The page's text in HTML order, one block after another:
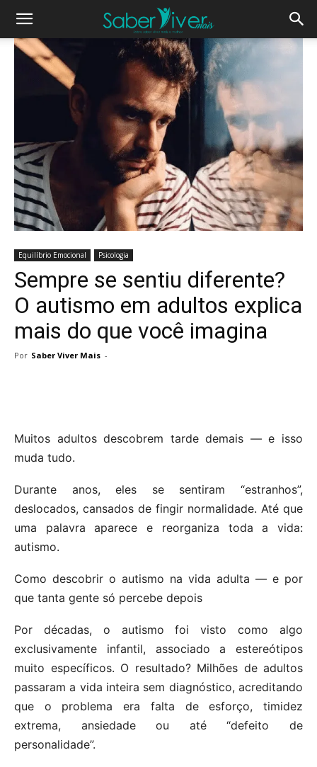
Equilíbrio Emocional Psicologia
Sempre se sentiu diferente?
O autismo em adultos explica
mais do que você imagina
Por Saber Viver Mais -
Muitos adultos descobrem tarde demais — e isso
muda tudo.
Durante anos, eles se sentiram “estranhos”,
deslocados, cansados de fingir normalidade. Até que
uma palavra aparece e reorganiza toda a vida:
autismo.
Como descobrir o autismo na vida adulta — e por
que tanta gente só percebe depois
Por décadas, o autismo foi visto como algo
exclusivamente infantil, associado a estereótipos
muito específicos. O resultado? Milhões de adultos
passaram a vida inteira sem diagnóstico, acreditando
que o problema era falta de esforço, timidez
extrema, ansiedade ou até “defeito de
personalidade”.